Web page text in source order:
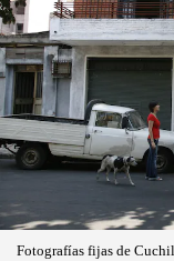
Fotografías fijas de